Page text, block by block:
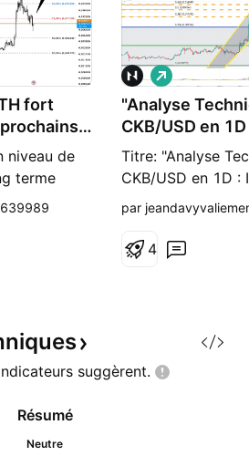
fort
niveau de
terme
intéressant
"Analyse
CKB/USD en
l'AMD Cassé
Titre: "Analyse
CKB/USD en 1D :
l'AMD Cassé et
"Exploration des
examinons la
CKB/USD en
journalière, en
L
o
n
g
par
4
suggèrent.
Résumé
Neutre